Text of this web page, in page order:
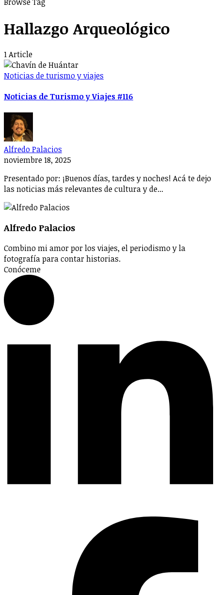
Hallazgo Arqueológico
1 Article
Noticias de turismo y viajes
Noticias de Turismo y Viajes #116
Alfredo Palacios
noviembre 18, 2025
Presentado por: ¡Buenos días, tardes y noches! Acá te dejo
las noticias más relevantes de cultura y de...
Alfredo Palacios
Combino mi amor por los viajes, el periodismo y la
fotografía para contar historias.
Conóceme